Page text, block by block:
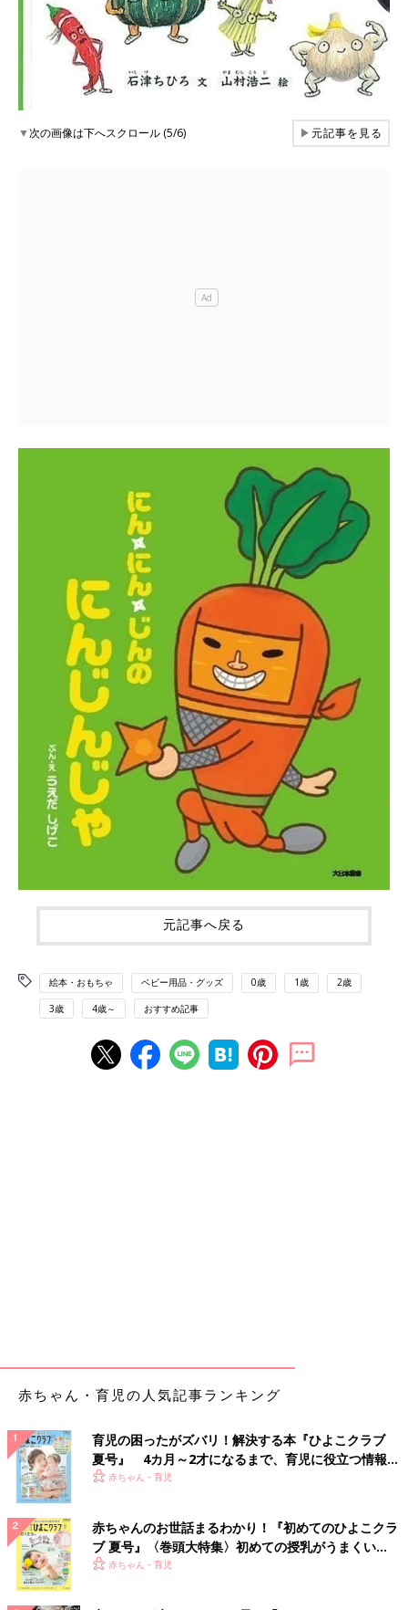
▼次の画像は下へスクロール (5/6) ▶元記事を見る
元記事へ戻る
絵本・おもちゃ ベビー用品・グッズ 0歳 1歳 2歳
3歳 4歳～ おすすめ記事
赤ちゃん・育児の人気記事ランキング
育児の困ったがズバリ！解決する本『ひよこクラブ
夏号』 4カ月～2才になるまで、育児に役立つ情報が
いっぱい！
赤ちゃん・育児
赤ちゃんのお世話まるわかり！『初めてのひよこクラ
ブ 夏号』〈巻頭大特集〉初めての授乳がうまくい
く！ おっぱい・ミルクの基本と夏のトラブル 解決テ
赤ちゃん・育児